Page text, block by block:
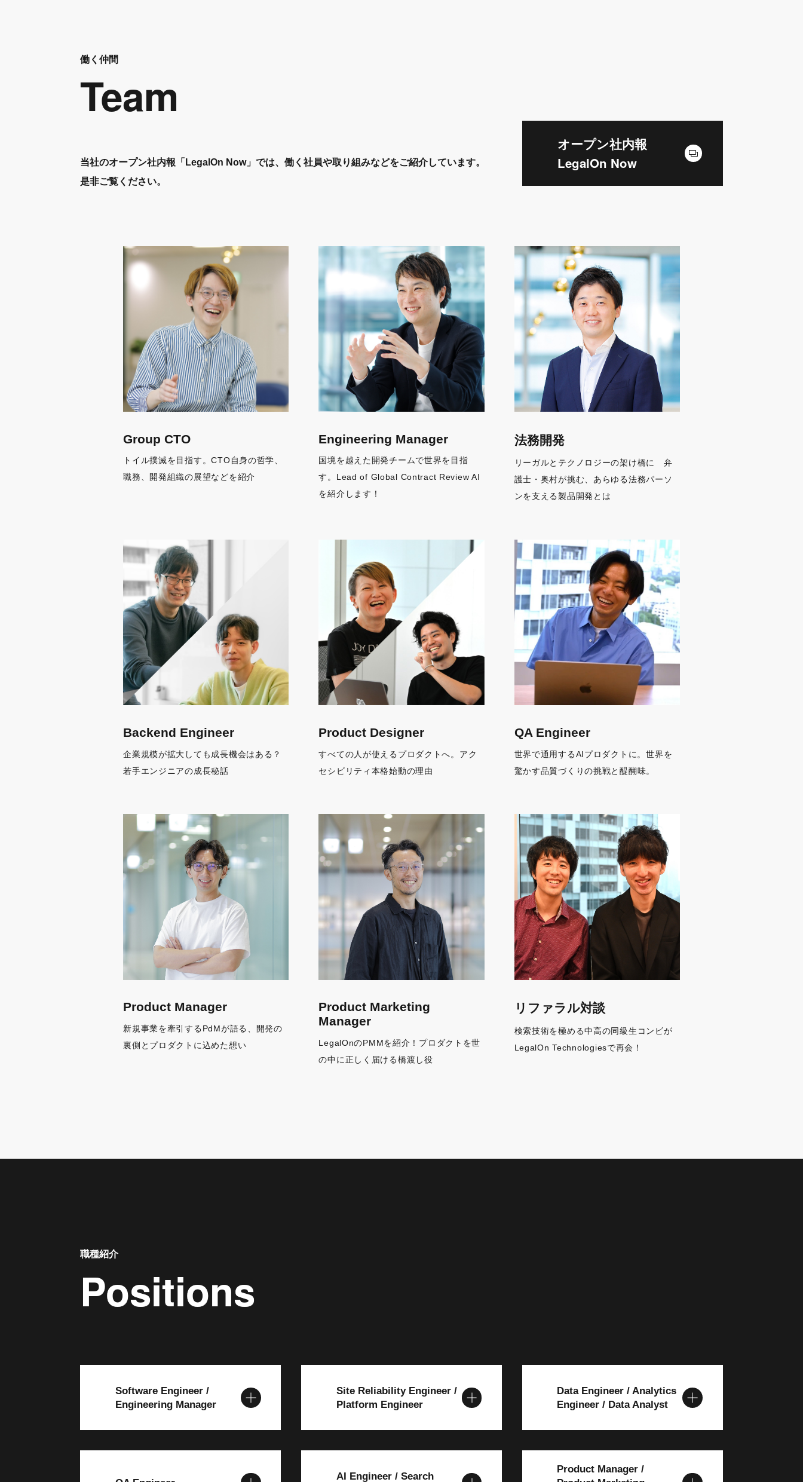
働く仲間
Team
Team
当社のオープン社内報「LegalOn Now」では、働く社員や取り組みなどをご紹介しています。
是非ご覧ください。
オープン社内報
LegalOn Now
Group CTO
トイル撲滅を目指す。CTO自身の哲学、
職務、開発組織の展望などを紹介
Engineering Manager
国境を越えた開発チームで世界を目指
す。Lead of Global Contract Review AI
を紹介します！
法務開発
リーガルとテクノロジーの架け橋に 弁
護⼠・奥村が挑む、あらゆる法務パーソ
ンを⽀える製品開発とは
Backend Engineer
企業規模が拡大しても成長機会はある？
若手エンジニアの成長秘話
Product Designer
すべての⼈が使えるプロダクトへ。アク
セシビリティ本格始動の理由
QA Engineer
世界で通用するAIプロダクトに。世界を
驚かす品質づくりの挑戦と醍醐味。
Product Manager
新規事業を牽引するPdMが語る、開発の
裏側とプロダクトに込めた想い
Product Marketing
Manager
LegalOnのPMMを紹介！プロダクトを世
の中に正しく届ける橋渡し役
リファラル対談
検索技術を極める中高の同級生コンビが
LegalOn Technologiesで再会！
職種紹介
Positions
Positions
Software Engineer /
Engineering Manager
Site Reliability Engineer /
Platform Engineer
Data Engineer / Analytics
Engineer / Data Analyst
AI Engineer / Search
Product Manager /
Software Engineer / Engineering Manager
ポジションに関する詳細は こちら
ポジションに関する詳細は こちら
ポジションに関する詳細は
ポジションに関する詳細は こちら
ポジションに関する詳細は こちら
ポジションに関する詳細は こちら
ポジションに関する詳細は こちら
ポジションに関する詳細は こちら
ポジションに関する詳細は こちら